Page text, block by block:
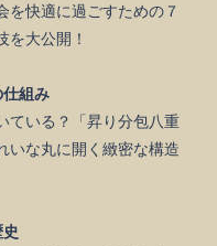
を快適に過ごすための７
を大公開！
組み
ている？「昇り分包八重
いな丸に開く緻密な構造